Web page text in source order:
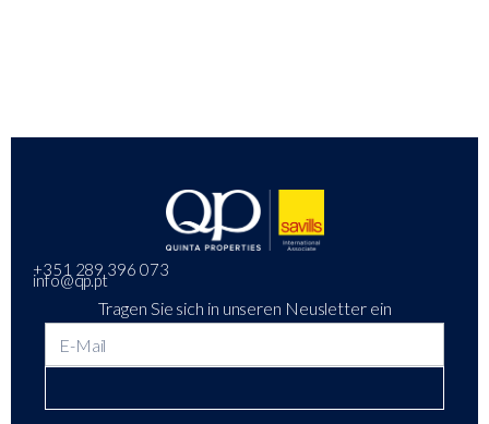
+351 289 396 073
info@qp.pt
Tragen Sie sich in unseren Neusletter ein